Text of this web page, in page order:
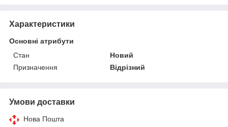
Характеристики
Основні атрибути
Стан
Новий
Призначення
Відрізний
Умови доставки
Нова Пошта